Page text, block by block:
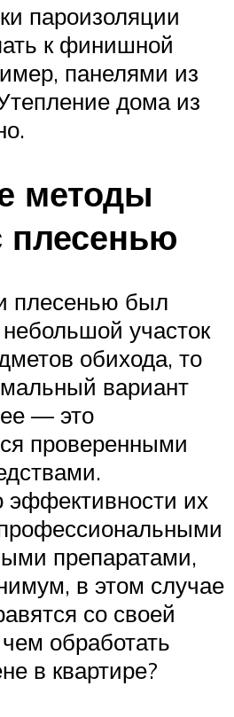
пароизоляции
к финишной
панелями из
дома из
методы
плесенью был
участок
обихода, то
вариант
— это
проверенными
эффективности их
препаратами,
в этом случае
со своей
обработать
в квартире?